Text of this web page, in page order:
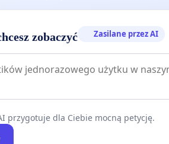
zobaczyć Zasilane przez AI
przygotuje dla Ciebie mocną petycję.